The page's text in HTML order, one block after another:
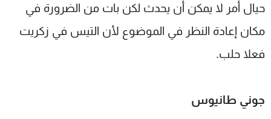
حيال أمر لا يمكن أن يحدث لكن بات من الضرورة في
مكان إعادة النظر في الموضوع لأن التيس في زكريت
فعلا حلب.
جوني طانيوس